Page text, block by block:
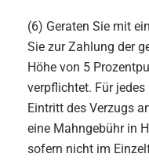
(6) Geraten Sie mit
Sie zur Zahlung der
Höhe von 5
verpflichtet. Für
Eintritt des Verzugs
eine Mahngebühr in
sofern nicht im